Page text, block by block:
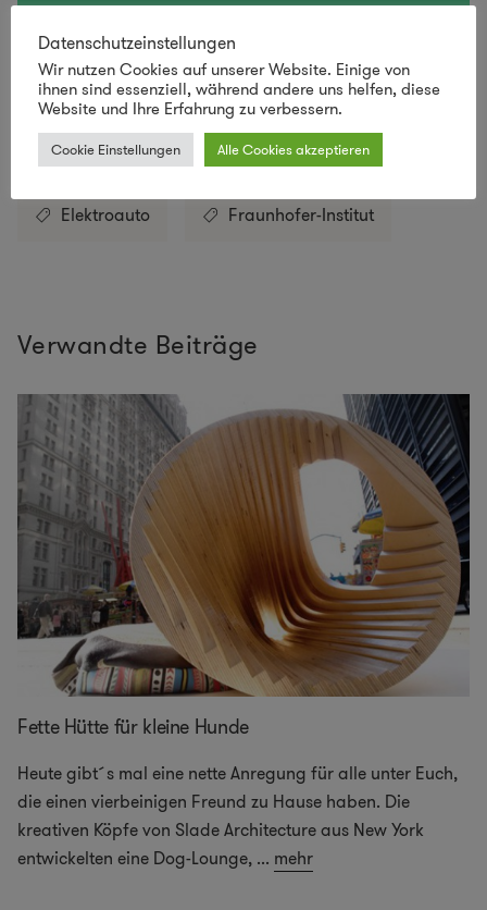
Elektroauto Fraunhofer-Institut
Verwandte Beiträge
Fette Hütte für kleine Hunde
Heute gibt´s mal eine nette Anregung für alle unter Euch,
die einen vierbeinigen Freund zu Hause haben. Die
kreativen Köpfe von Slade Architecture aus New York
entwickelten eine Dog-Lounge, ... mehr
Datenschutzeinstellungen
Wir nutzen Cookies auf unserer Website. Einige von
ihnen sind essenziell, während andere uns helfen, diese
Website und Ihre Erfahrung zu verbessern.
Cookie Einstellungen Alle Cookies akzeptieren